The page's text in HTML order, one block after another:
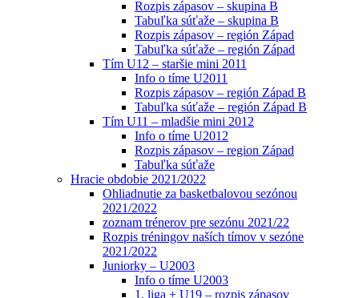
Rozpis zápasov – skupina B
Tabuľka súťaže – skupina B
Rozpis zápasov – región Západ
Tabuľka súťaže – región Západ
Tím U12 – staršie mini 2011
Info o tíme U2011
Rozpis zápasov – región Západ B
Tabuľka súťaže – región Západ B
Tím U11 – mladšie mini 2012
Info o tíme U2012
Rozpis zápasov – region Západ
Tabuľka súťaže
Hracie obdobie 2021/2022
Ohliadnutie za basketbalovou sezónou
2021/2022
zoznam trénerov pre sezónu 2021/22
Rozpis tréningov naších tímov v sezóne
2021/2022
Juniorky – U2003
Info o tíme U2003
1. liga + U19 – rozpis zápasov